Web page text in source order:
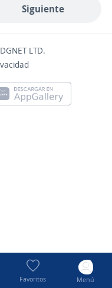
Favoritos Menú
Siguiente
LTD.